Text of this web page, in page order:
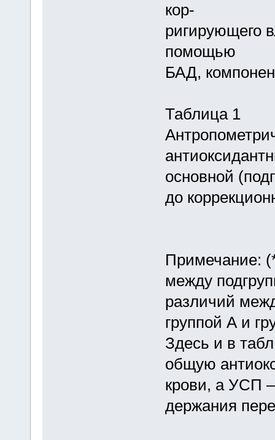
кор-
ригирующего
помощью
БАД,
Таблица 1
основной
до
Примечание:
между
различий
группой А и
Здесь и в
общую
крови, а УСП
держания